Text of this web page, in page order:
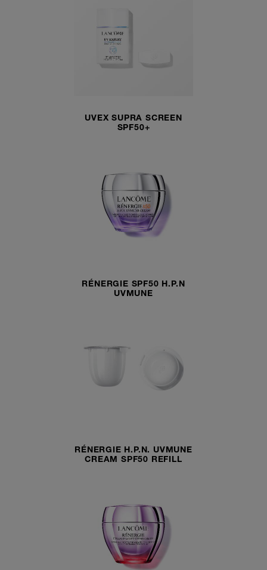
UVEX SUPRA SCREEN
SPF50+
RÉNERGIE SPF50 H.P.N
UVMUNE
RÉNERGIE H.P.N. UVMUNE
CREAM SPF50 REFILL